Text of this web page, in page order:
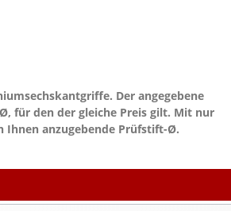
Der angegebene
für den der gleiche Preis gilt. Mit nur
Ihnen anzugebende Prüfstift-Ø.